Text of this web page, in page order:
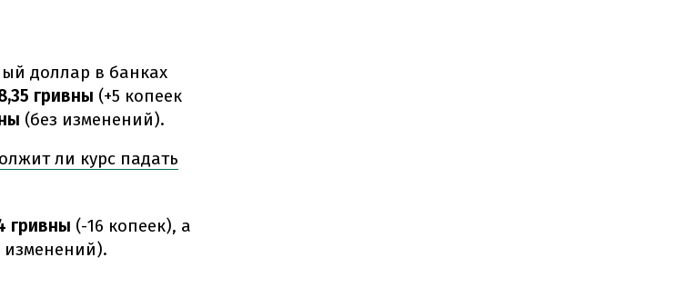
доллар в банках
гривны (+5 копеек
(без изменений).
ли курс падать
гривны (-16 копеек), а
изменений).